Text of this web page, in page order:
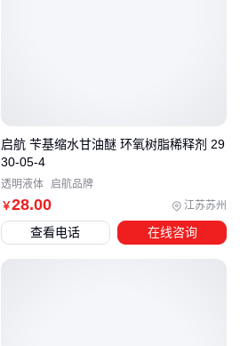
更快
粘度调节 中等
￥28.00 江苏苏州
启航 苄基缩水甘油醚 环氧树脂稀释剂 29
30-05-4
透明液体 启航品牌
查看电话 在线咨询